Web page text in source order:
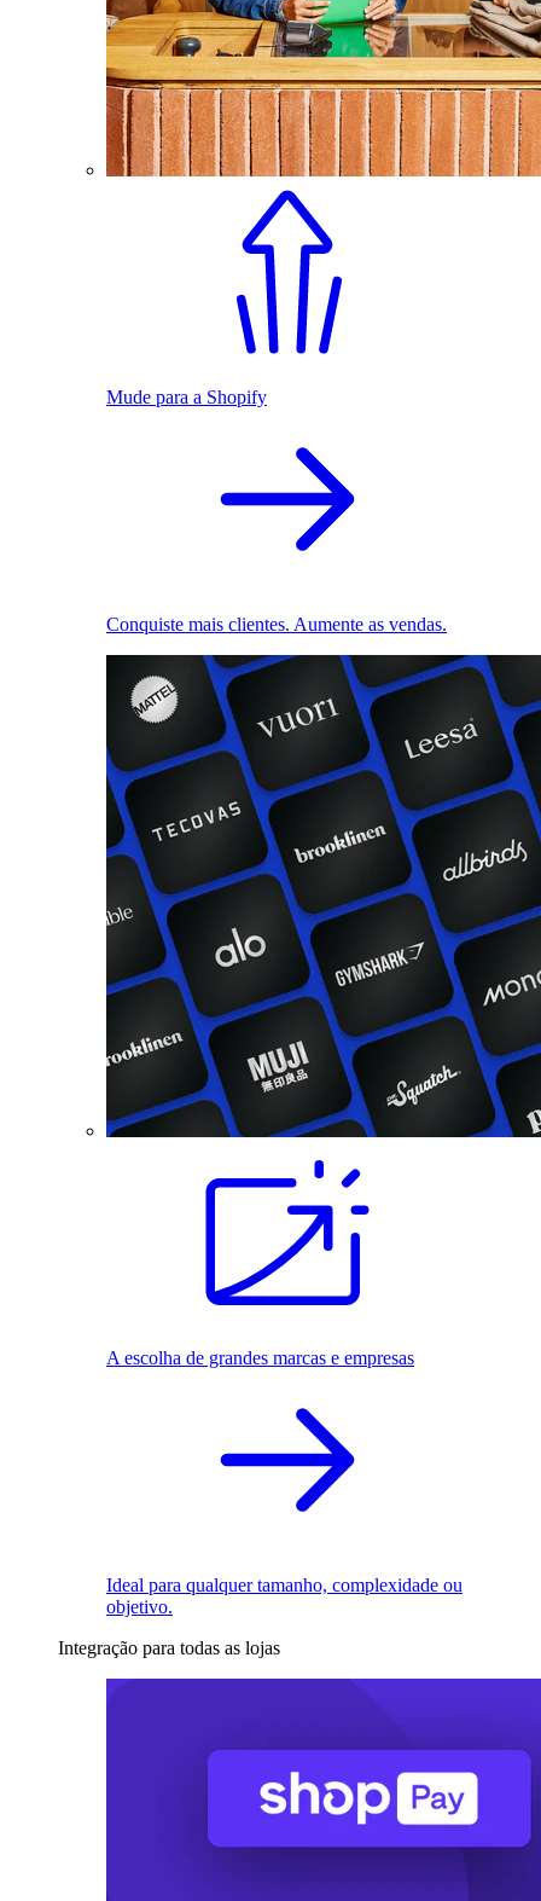
Mude para a Shopify
Conquiste mais clientes. Aumente as vendas.
A escolha de grandes marcas e empresas
Ideal para qualquer tamanho, complexidade ou
objetivo.
Integração para todas as lojas